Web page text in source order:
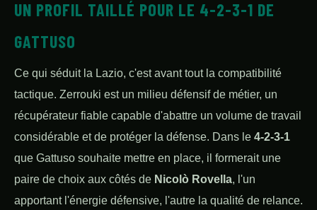
UN PROFIL TAILLÉ POUR LE 4-2-3-1 DE
GATTUSO
Ce qui séduit la Lazio, c'est avant tout la compatibilité
tactique. Zerrouki est un milieu défensif de métier, un
récupérateur fiable capable d'abattre un volume de travail
considérable et de protéger la défense. Dans le 4-2-3-1
que Gattuso souhaite mettre en place, il formerait une
paire de choix aux côtés de Nicolò Rovella, l'un
apportant l'énergie défensive, l'autre la qualité de relance.